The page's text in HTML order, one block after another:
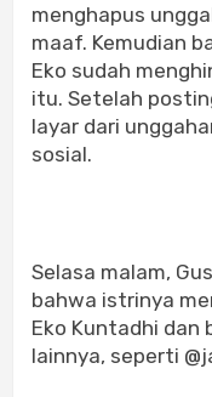
menghapus
maaf. Kemudian
Eko sudah
itu. Setelah
layar dari
sosial.
Selasa malam,
bahwa istrinya
Eko Kuntadhi
lainnya, seperti